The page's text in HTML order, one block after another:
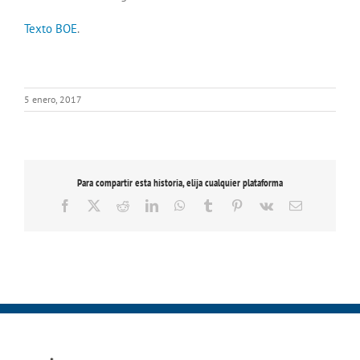
Texto BOE.
5 enero, 2017
Para compartir esta historia, elija cualquier plataforma
Facebook RedditLinkedInWhatsApp
Tumblr Pinterest
Vk
Correo